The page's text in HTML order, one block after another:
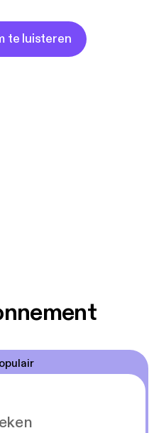
te luisteren